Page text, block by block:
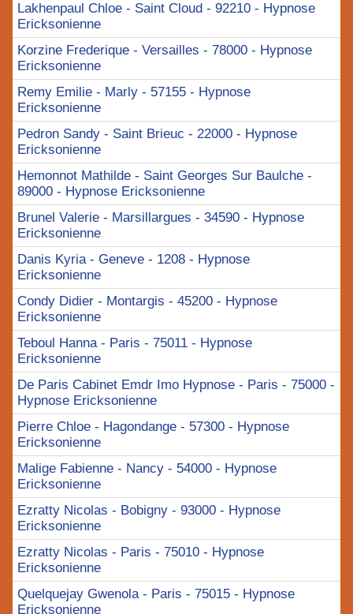
Lakhenpaul Chloe - Saint Cloud - 92210 - Hypnose
Ericksonienne
Korzine Frederique - Versailles - 78000 - Hypnose
Ericksonienne
Remy Emilie - Marly - 57155 - Hypnose
Ericksonienne
Pedron Sandy - Saint Brieuc - 22000 - Hypnose
Ericksonienne
Hemonnot Mathilde - Saint Georges Sur Baulche -
89000 - Hypnose Ericksonienne
Brunel Valerie - Marsillargues - 34590 - Hypnose
Ericksonienne
Danis Kyria - Geneve - 1208 - Hypnose
Ericksonienne
Condy Didier - Montargis - 45200 - Hypnose
Ericksonienne
Teboul Hanna - Paris - 75011 - Hypnose
Ericksonienne
De Paris Cabinet Emdr Imo Hypnose - Paris - 75000 -
Hypnose Ericksonienne
Pierre Chloe - Hagondange - 57300 - Hypnose
Ericksonienne
Malige Fabienne - Nancy - 54000 - Hypnose
Ericksonienne
Ezratty Nicolas - Bobigny - 93000 - Hypnose
Ericksonienne
Ezratty Nicolas - Paris - 75010 - Hypnose
Ericksonienne
Quelquejay Gwenola - Paris - 75015 - Hypnose
Ericksonienne